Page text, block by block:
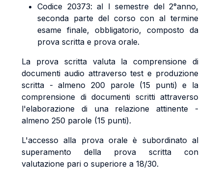
Codice 20373: al I semestre del 2°anno,
seconda parte del corso con al termine
esame finale, obbligatorio, composto da
prova scritta e prova orale.
La prova scritta valuta la comprensione di
documenti audio attraverso test e produzione
scritta - almeno 200 parole (15 punti) e la
comprensione di documenti scritti attraverso
l'elaborazione di una relazione attinente -
almeno 250 parole (15 punti).
L'accesso alla prova orale è subordinato al
superamento della prova scritta con
valutazione pari o superiore a 18/30.